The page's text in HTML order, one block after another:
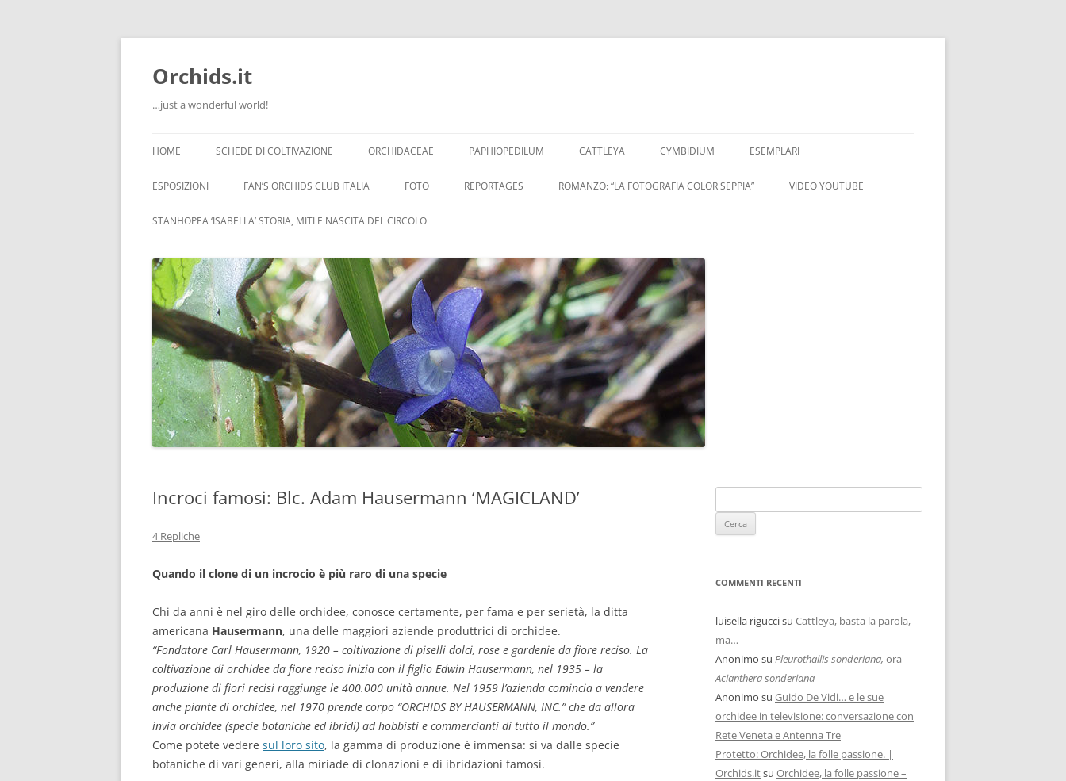
Orchids.it
…just a wonderful world!
al
HOME
INFO
LA SERRA DI GUIDO
SCHEDE DI COLTIVAZIONE ORCHIDACEAE PAPHIOPEDILUM CATTLEYA CYMBIDIUM ESEMPLARI
ESPOSIZIONI FAN’S ORCHIDS CLUB ITALIA FOTO REPORTAGES ROMANZO: “LA FOTOGRAFIA COLOR SEPPIA” VIDEO YOUTUBE
STANHOPEA ‘ISABELLA’ STORIA, MITI E NASCITA DEL CIRCOLO
Incroci famosi: Blc. Adam Hausermann ‘MAGICLAND’
4 Repliche
Quando il clone di un incrocio è più raro di una specie
Chi da anni è nel giro delle orchidee, conosce certamente, per fama e per serietà, la ditta
americana Hausermann, una delle maggiori aziende produttrici di orchidee.
“Fondatore Carl Hausermann, 1920 – coltivazione di piselli dolci, rose e gardenie da fiore reciso. La
coltivazione di orchidee da fiore reciso inizia con il figlio Edwin Hausermann, nel 1935 – la
produzione di fiori recisi raggiunge le 400.000 unità annue. Nel 1959 l’azienda comincia a vendere
anche piante di orchidee, nel 1970 prende corpo “ORCHIDS BY HAUSERMANN, INC.” che da allora
invia orchidee (specie botaniche ed ibridi) ad hobbisti e commercianti di tutto il mondo.”
Come potete vedere sul loro sito, la gamma di produzione è immensa: si va dalle specie
botaniche di vari generi, alla miriade di clonazioni e di ibridazioni famosi.
COMMENTI RECENTI
luisella riguccisu Cattleya, basta la parola,
ma…
Anonimo su Pleurothallis sonderiana, ora
Acianthera sonderiana
Anonimo su Guido De Vidi… e le sue
orchidee in televisione: conversazione con
Rete Veneta e Antenna Tre
Protetto: Orchidee, la folle passione. |
Orchids.itsu Orchidee, la folle passione –